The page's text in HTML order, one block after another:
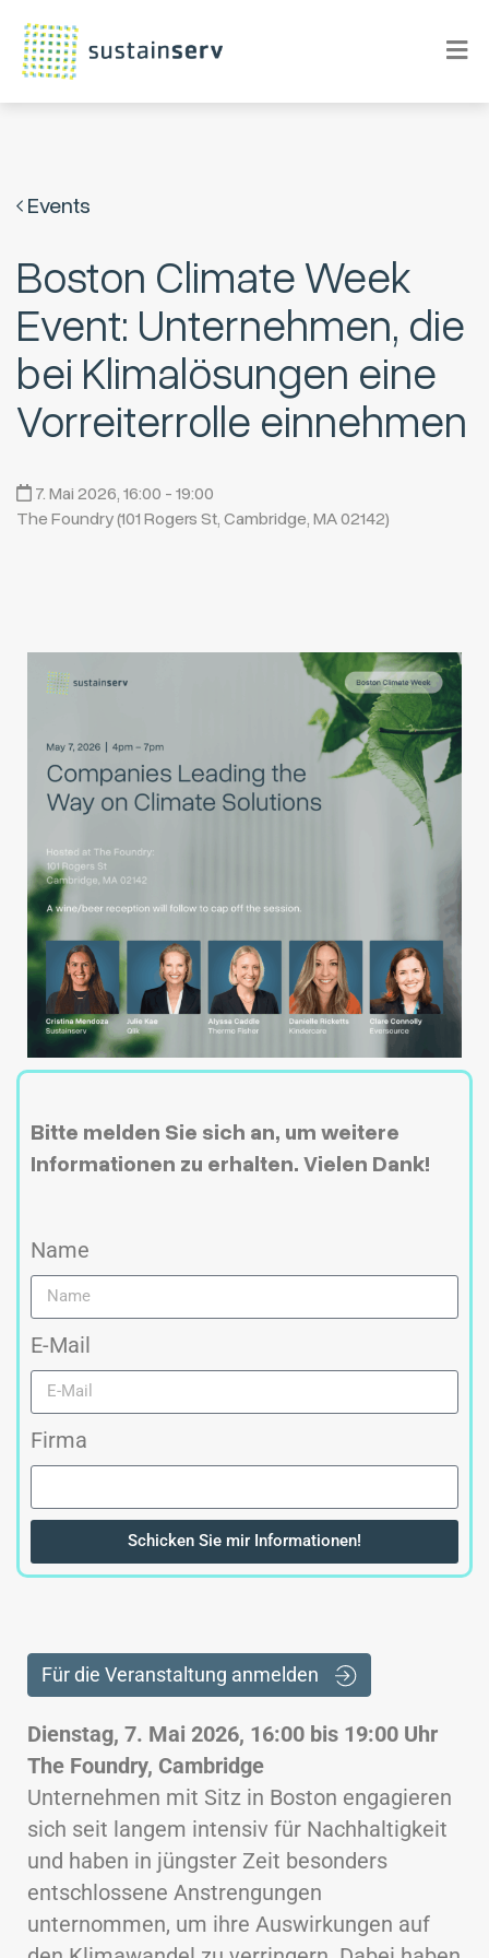
Events
Boston Climate Week
Event: Unternehmen, die
bei Klimalösungen eine
Vorreiterrolle einnehmen
7. Mai 2026, 16:00 - 19:00
The Foundry (101 Rogers St, Cambridge, MA 02142)
Bitte melden Sie sich an, um weitere
Informationen zu erhalten. Vielen Dank!
Name
E-Mail
Firma
Schicken Sie mir Informationen!
Für die Veranstaltung anmelden
Dienstag, 7. Mai 2026, 16:00 bis 19:00 Uhr
The Foundry, Cambridge
Unternehmen mit Sitz in Boston engagieren
sich seit langem intensiv für Nachhaltigkeit
und haben in jüngster Zeit besonders
entschlossene Anstrengungen
unternommen, um ihre Auswirkungen auf